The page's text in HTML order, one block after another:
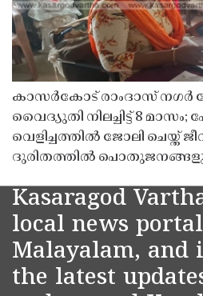
കാസർകോട് രാംദാസ് നഗർ
വൈദ്യുതി നിലച്ചിട്ട് 8
വെളിച്ചത്തിൽ ജോലി ചെയ്ത്
ദുരിതത്തിൽ
Kasaragod
local news
Malayalam, and
the latest